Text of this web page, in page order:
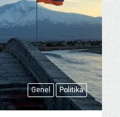
Genel Politika